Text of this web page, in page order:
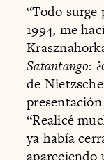
“Todo surge
1994, me
Satantango:
de
“Realicé
ya había